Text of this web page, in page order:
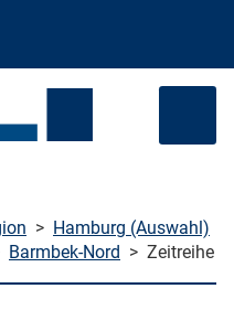
> Hamburg (Auswahl)
Barmbek-Nord > Zeitreihe